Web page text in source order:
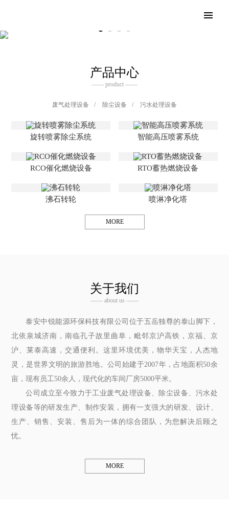
产品中心
—— product ——
废气处理设备 / 除尘设备 / 污水处理设备
旋转喷雾除尘系统 智能高压喷雾系统
RCO催化燃烧设备 RTO蓄热燃烧设备
沸石转轮 喷淋净化塔
MORE
关于我们
—— about us ——
泰安中锐能源环保科技有限公司位于五岳独尊的泰山脚下，
北依泉城济南，南临孔子故里曲阜，毗邻京沪高铁，京福、京
沪、莱泰高速，交通便利。这里环境优美，物华天宝，人杰地
灵，是世界文明的旅游胜地。公司始建于2007年，占地面积50余
亩，现有员工50余人，现代化的车间厂房5000平米。
公司成立至今致力于工业废气处理设备、除尘设备、污水处
理设备等的研发生产、制作安装，拥有一支强大的研发、设计、
生产、销售、安装、售后为一体的综合团队，为您解决后顾之
忧。
MORE